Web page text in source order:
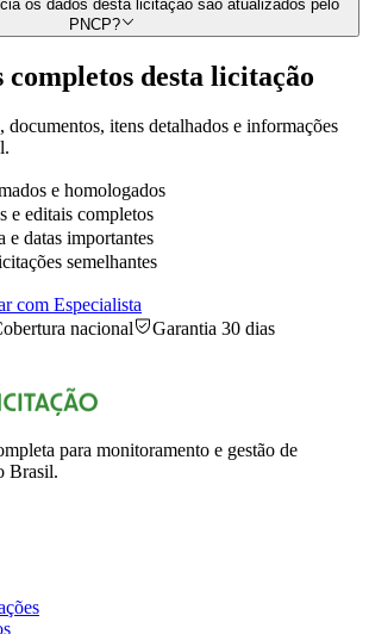
os dados desta licitação são atualizados pelo
PNCP?
completos desta licitação
documentos, itens detalhados e informações
e homologados
e editais completos
e datas importantes
semelhantes
com Especialista
nacional Garantia 30 dias
para monitoramento e gestão de
Brasil.